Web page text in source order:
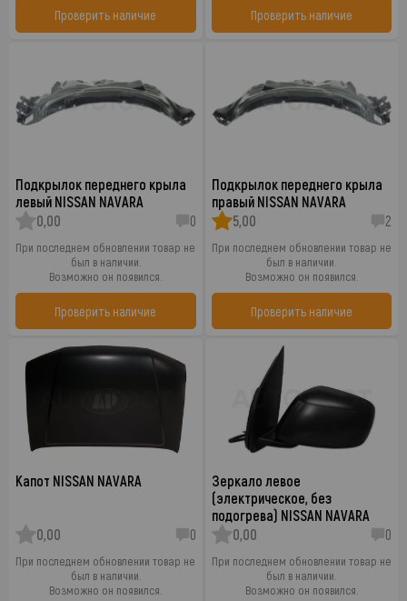
Проверить наличие Проверить наличие
Подкрылок переднего крыла
левый NISSAN NAVARA
0,00
0
При последнем обновлении товар не
был в наличии.
Возможно он появился.
Проверить наличие
Подкрылок переднего крыла
правый NISSAN NAVARA
5,00
2
При последнем обновлении товар не
был в наличии.
Возможно он появился.
Проверить наличие
Капот NISSAN NAVARA
0,00 0
При последнем обновлении товар не
был в наличии.
Возможно он появился.
Зеркало левое
(электрическое, без
подогрева) NISSAN NAVARA
0,00
0
При последнем обновлении товар не
был в наличии.
Возможно он появился.